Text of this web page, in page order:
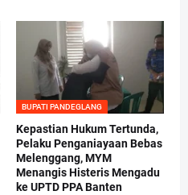
BUPATI PANDEGLANG
Kepastian Hukum Tertunda,
Pelaku Penganiayaan Bebas
Melenggang, MYM
Menangis Histeris Mengadu
ke UPTD PPA Banten